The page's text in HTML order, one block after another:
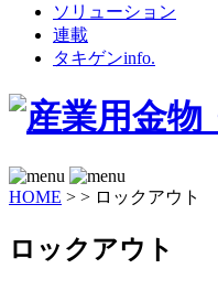
ソリューション
連載
タキゲンinfo.
HOME > > ロックアウト
ロックアウト